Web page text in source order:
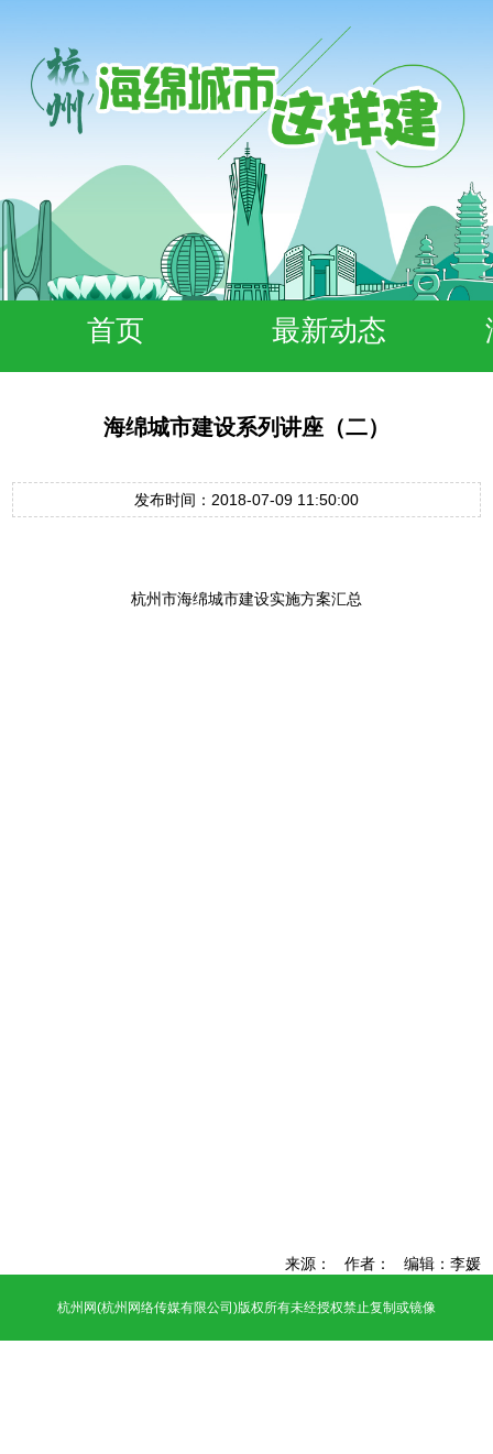
首页 最新动态
海绵城市建设系列讲座（二）
发布时间：2018-07-09 11:50:00
杭州市海绵城市建设实施方案汇总
来源： 作者： 编辑：李媛
杭州网(杭州网络传媒有限公司)版权所有未经授权禁止复制或镜像